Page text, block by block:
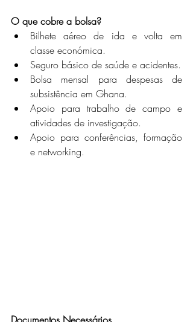
O que cobre a bolsa?
Bilhete aéreo de ida e volta em
classe económica.
Seguro básico de saúde e acidentes.
Bolsa mensal para despesas de
subsistência em Ghana.
Apoio para trabalho de campo e
atividades de investigação.
Apoio para conferências, formação
e networking.